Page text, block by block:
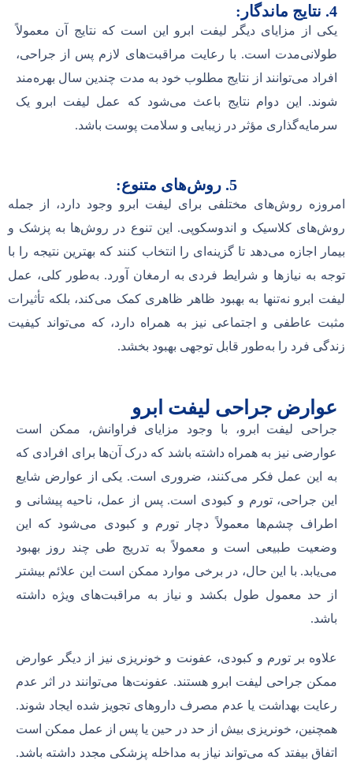
4. نتایج ماندگار:
یکی از مزایای دیگر لیفت ابرو این است که نتایج آن معمولاً
طولانی‌مدت است. با رعایت مراقبت‌های لازم پس از جراحی،
افراد می‌توانند از نتایج مطلوب خود به مدت چندین سال بهره‌مند
شوند. این دوام نتایج باعث می‌شود که عمل لیفت ابرو یک
سرمایه‌گذاری مؤثر در زیبایی و سلامت پوست باشد.
5. روش‌های متنوع:
امروزه روش‌های مختلفی برای لیفت ابرو وجود دارد، از جمله
روش‌های کلاسیک و اندوسکوپی. این تنوع در روش‌ها به پزشک و
بیمار اجازه می‌دهد تا گزینه‌ای را انتخاب کنند که بهترین نتیجه را با
توجه به نیازها و شرایط فردی به ارمغان آورد. به‌طور کلی، عمل
لیفت ابرو نه‌تنها به بهبود ظاهر ظاهری کمک می‌کند، بلکه تأثیرات
مثبت عاطفی و اجتماعی نیز به همراه دارد، که می‌تواند کیفیت
زندگی فرد را به‌طور قابل توجهی بهبود بخشد.
عوارض جراحی لیفت ابرو
جراحی لیفت ابرو، با وجود مزایای فراوانش، ممکن است
عوارضی نیز به همراه داشته باشد که درک آن‌ها برای افرادی که
به این عمل فکر می‌کنند، ضروری است. یکی از عوارض شایع
این جراحی، تورم و کبودی است. پس از عمل، ناحیه پیشانی و
اطراف چشم‌ها معمولاً دچار تورم و کبودی می‌شود که این
وضعیت طبیعی است و معمولاً به تدریج طی چند روز بهبود
می‌یابد. با این حال، در برخی موارد ممکن است این علائم بیشتر
از حد معمول طول بکشد و نیاز به مراقبت‌های ویژه داشته
باشد.
علاوه بر تورم و کبودی، عفونت و خونریزی نیز از دیگر عوارض
ممکن جراحی لیفت ابرو هستند. عفونت‌ها می‌توانند در اثر عدم
رعایت بهداشت یا عدم مصرف داروهای تجویز شده ایجاد شوند.
همچنین، خونریزی بیش از حد در حین یا پس از عمل ممکن است
اتفاق بیفتد که می‌تواند نیاز به مداخله پزشکی مجدد داشته باشد.